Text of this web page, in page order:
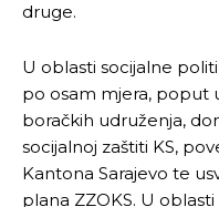
druge.
U oblasti socijalne
po osam mjera, poput
boračkih udruženja,
socijalnoj zaštiti KS,
Kantona Sarajevo te
plana ZZOKS. U